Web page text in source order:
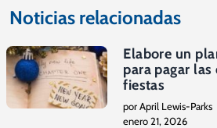
Noticias relacionadas
Elabore un
para pagar las
fiestas
por April Lewis-Parks
enero 21, 2026